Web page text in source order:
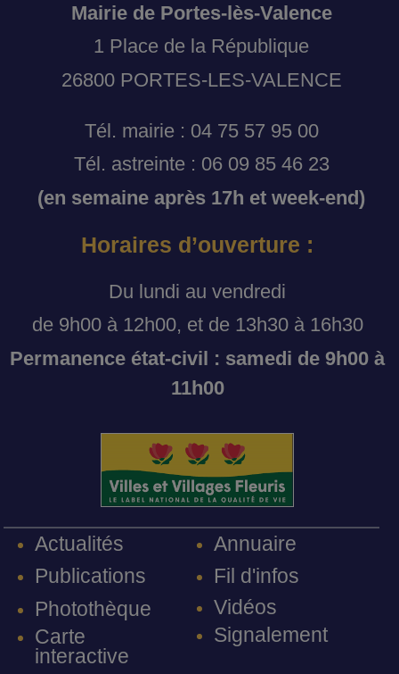
Mairie de Portes-lès-Valence
1 Place de la République
26800 PORTES-LES-VALENCE
Tél. mairie : 04 75 57 95 00
Tél. astreinte : 06 09 85 46 23
(en semaine après 17h et week-end)
Horaires d’ouverture :
Du lundi au vendredi
de 9h00 à 12h00, et de 13h30 à 16h30
Permanence état-civil : samedi de 9h00 à
11h00
Actualités
Publications
Photothèque
Carte
interactive
Annuaire
Fil d'infos
Vidéos
Signalement